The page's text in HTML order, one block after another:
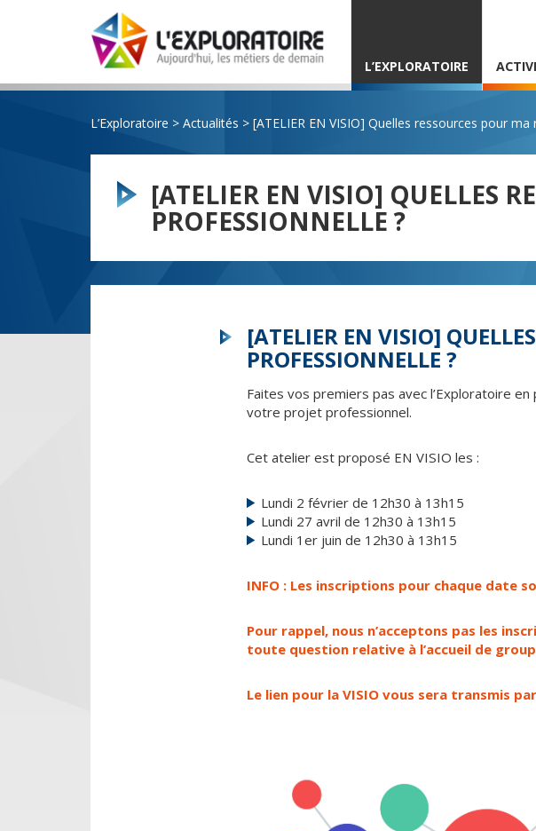
L’EXPLORATOIRE
L’Exploratoire > Actualités > [ATELIER EN VISIO] Quelles ressources pour
[ATELIER EN VISIO] QUELLES
PROFESSIONNELLE ?
[ATELIER EN VISIO]
PROFESSIONNELLE ?
Faites vos premiers pas avec l’Exploratoire
votre projet professionnel.
Cet atelier est proposé EN VISIO les :
Lundi 2 février de 12h30 à 13h15
Lundi 27 avril de 12h30 à 13h15
Lundi 1er juin de 12h30 à 13h15
INFO : Les inscriptions pour chaque date
Pour rappel, nous n’acceptons pas les
toute question relative à l’accueil de
Le lien pour la VISIO vous sera transmis